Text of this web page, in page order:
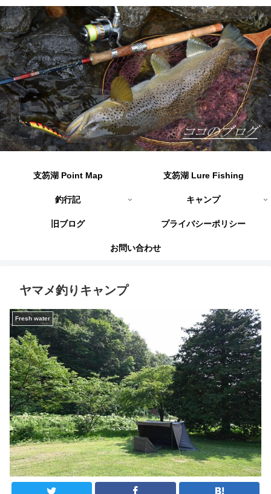
支笏湖 Point Map 支笏湖 Lure Fishing
釣行記 キャンプ
旧ブログ プライバシーポリシー
お問い合わせ
ヤマメ釣りキャンプ
Fresh water